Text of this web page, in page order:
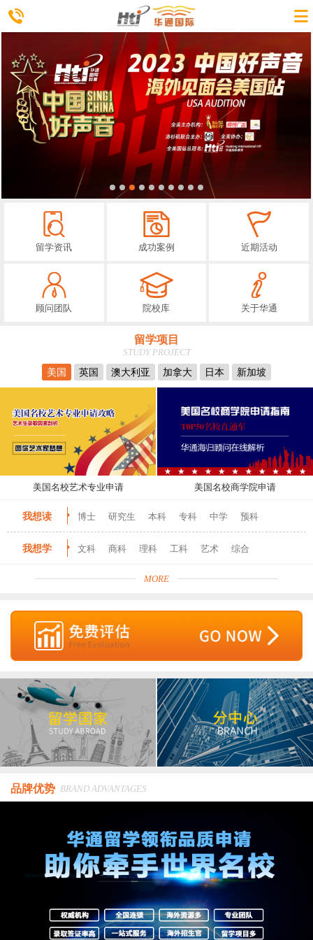
留学资讯 成功案例 近期活动
顾问团队 院校库 关于华通
留学项目
STUDY PROJECT
美国
英国 澳大利亚 加拿大 日本 新加坡
美国名校艺术专业申请 美国名校商学院申请
我想读 博士 研究生 本科 专科 中学 预科
我想学 文科 商科 理科 工科 艺术 综合
MORE
品牌优势 BRAND ADVANTAGES